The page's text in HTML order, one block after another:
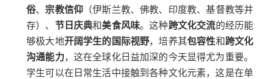
俗、 宗教信仰 （伊斯兰教、佛教、印度教、基督教等并
存）、 节日庆典和美食风味。这种跨文化交流的经历能
够极大地开阔学生的国际视野，培养其包容性和跨文化
沟通能力，这在全球化日益加深的今天显得尤为重要。
学生可以在日常生活中接触到各种文化元素，这是在单